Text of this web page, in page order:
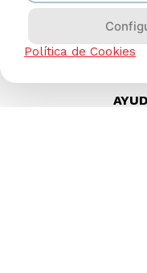
Política de Cookies